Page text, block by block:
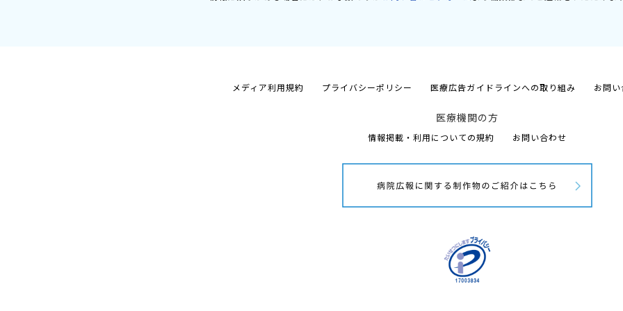
メディア利用規約 プライバシーポリシー 医療広告ガイドラインへの取り組み お問
医療機関の方
情報掲載・利用についての規約 お問い合わせ